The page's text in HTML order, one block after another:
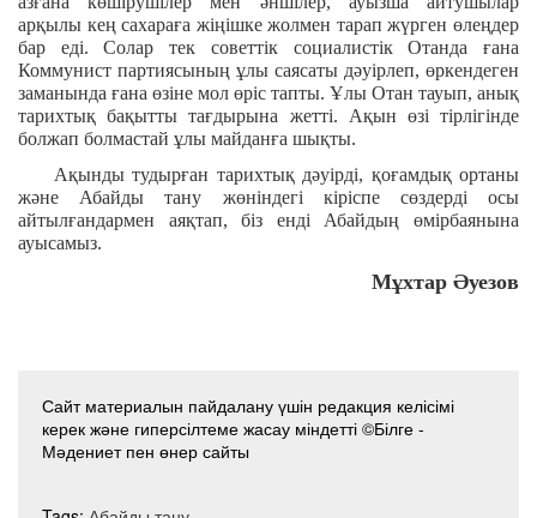
арқылы кең сахараға жіңішке жолмен тарап жүрген өлеңдер
бар еді. Солар тек советтік социалистік Отанда ғана
Коммунист партиясының ұлы саясаты дәуірлеп, өркендеген
заманында ғана өзіне мол өріс тапты. Ұлы Отан тауып, анық
тарихтық бақытты тағдырына жетті. Ақын өзі тірлігінде
болжап болмастай ұлы майданға шықты.
Ақынды тудырған тарихтық дәуірді, қоғамдық ортаны
және Абайды тану жөніндегі кіріспе сөздерді осы
айтылғандармен аяқтап, біз енді Абайдың өмірбаянына
ауысамыз.
Мұхтар Әуезов
Сайт материалын пайдалану үшін редакция келісімі
керек және гиперсілтеме жасау міндетті ©Білге -
Мәдениет пен өнер сайты